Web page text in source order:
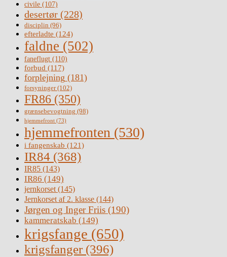
civile (107)
desertør (228)
disciplin (96)
efterladte (124)
faldne (502)
faneflugt (110)
forbud (117)
forplejning (181)
forsyninger(102)
FR86 (350)
grænsebevogtning (98)
hjemmefront (73)
hjemmefronten (530)
i fangenskab (121)
IR84 (368)
IR85 (143)
IR86 (149)
jernkorset(145)
Jernkorset af 2. klasse (144)
Jørgen og Inger Friis (190)
kammeratskab (149)
krigsfange (650)
krigsfanger (396)